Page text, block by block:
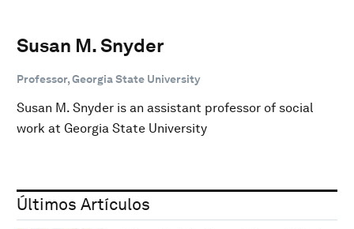
Susan M. Snyder
Professor, Georgia State University
Susan M. Snyder is an assistant professor of social
work at Georgia State University
Últimos Artículos